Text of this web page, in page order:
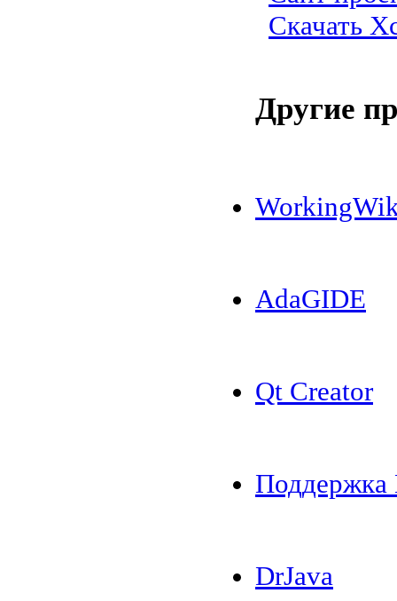
Скачать
Другие
AdaGIDE
Qt Creator
Поддержка
DrJava